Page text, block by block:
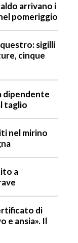
arrivano i
pomeriggio
sigilli
cinque
dipendente
taglio
nel mirino
a
di
e ansia». Il